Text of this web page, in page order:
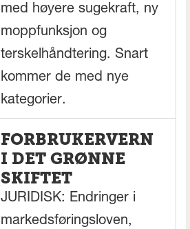
med høyere sugekraft, ny
moppfunksjon og
terskelhåndtering. Snart
kommer de med nye
kategorier.
FORBRUKERVERN
I DET GRØNNE
SKIFTET
JURIDISK: Endringer i
markedsføringsloven,